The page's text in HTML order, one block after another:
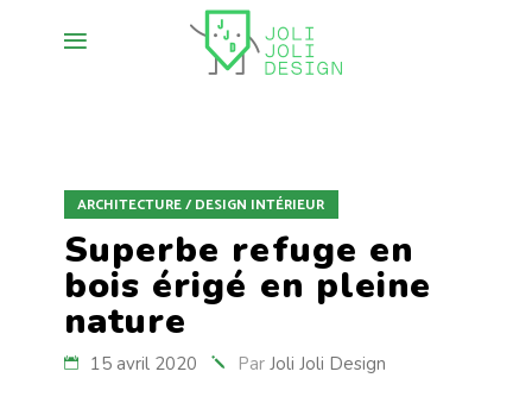
ARCHITECTURE / DESIGN INTÉRIEUR
Superbe refuge en
bois érigé en pleine
nature
15 avril 2020 Par Joli Joli Design